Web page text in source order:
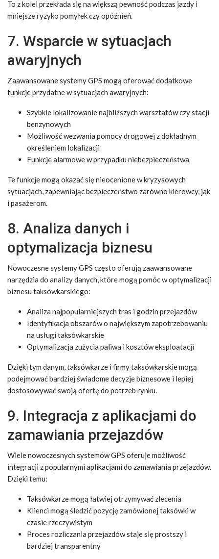
To z kolei przekłada się na większą pewność podczas jazdy i
mniejsze ryzyko pomyłek czy opóźnień.
7. Wsparcie w sytuacjach
awaryjnych
Zaawansowane systemy GPS mogą oferować dodatkowe
funkcje przydatne w sytuacjach awaryjnych:
Szybkie lokalizowanie najbliższych warsztatów czy stacji
benzynowych
Możliwość wezwania pomocy drogowej z dokładnym
określeniem lokalizacji
Funkcje alarmowe w przypadku niebezpieczeństwa
Te funkcje mogą okazać się nieocenione w kryzysowych
sytuacjach, zapewniając bezpieczeństwo zarówno kierowcy, jak
i pasażerom.
8. Analiza danych i
optymalizacja biznesu
Nowoczesne systemy GPS często oferują zaawansowane
narzędzia do analizy danych, które mogą pomóc w optymalizacji
biznesu taksówkarskiego:
Analiza najpopularniejszych tras i godzin przejazdów
Identyfikacja obszarów o największym zapotrzebowaniu
na usługi taksówkarskie
Optymalizacja zużycia paliwa i kosztów eksploatacji
Dzięki tym danym, taksówkarze i firmy taksówkarskie mogą
podejmować bardziej świadome decyzje biznesowe i lepiej
dostosowywać swoją ofertę do potrzeb rynku.
9. Integracja z aplikacjami do
zamawiania przejazdów
Wiele nowoczesnych systemów GPS oferuje możliwość
integracji z popularnymi aplikacjami do zamawiania przejazdów.
Dzięki temu:
Taksówkarze mogą łatwiej otrzymywać zlecenia
Klienci mogą śledzić pozycję zamówionej taksówki w
czasie rzeczywistym
Proces rozliczania przejazdów staje się prostszy i
bardziej transparentny